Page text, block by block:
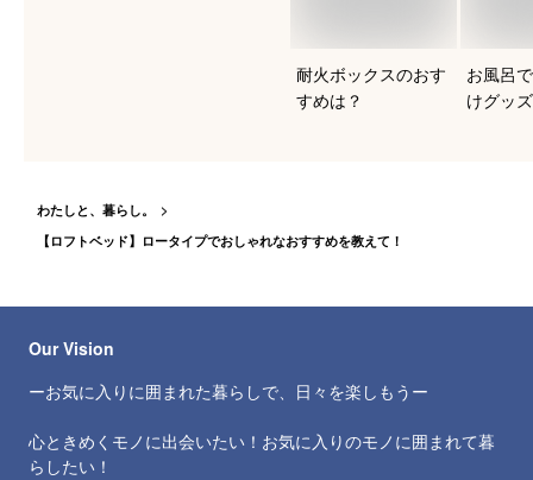
耐火ボックスのおす
すめは？
お風呂
けグッ
わたしと、暮らし。
【ロフトベッド】ロータイプでおしゃれなおすすめを教えて！
Our Vision
ーお気に入りに囲まれた暮らしで、日々を楽しもうー
心ときめくモノに出会いたい！お気に入りのモノに囲まれて暮
らしたい！